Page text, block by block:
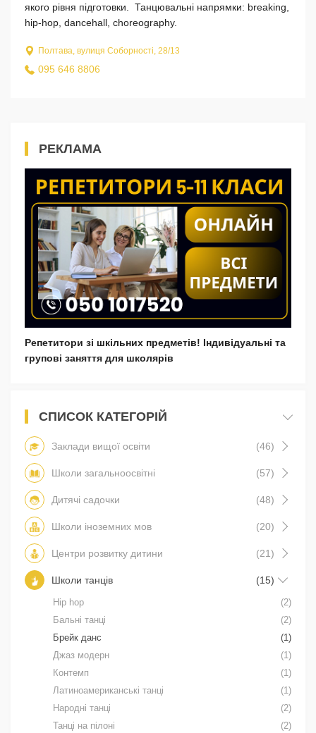
якого рівня підготовки. Танцювальні напрямки: breaking,
hip-hop, dancehall, choreography.
Полтава, вулиця Соборності, 28/13
095 646 8806
СПИСОК КАТЕГОРІЙ
Заклади вищої освіти (46)
Школи загальноосвітні (57)
Дитячі садочки (48)
Школи іноземних мов (20)
Центри розвитку дитини (21)
Школи танців (15)
Hip hop
(2)
Бальні танці
(2)
Брейк данс
(1)
Джаз модерн
(1)
Контемп
(1)
Латиноамериканські танці
(1)
Народні танці
(2)
Танці на пілоні
(2)
РЕКЛАМА
Репетитори зі шкільних предметів! Індивідуальні та
групові заняття для школярів